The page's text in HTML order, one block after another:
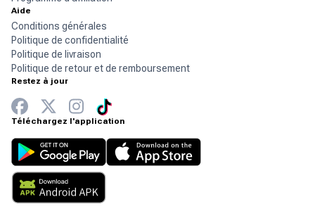
Aide
Conditions générales
Politique de confidentialité
Politique de livraison
Politique de retour et de remboursement
Restez à jour
Téléchargez l'application